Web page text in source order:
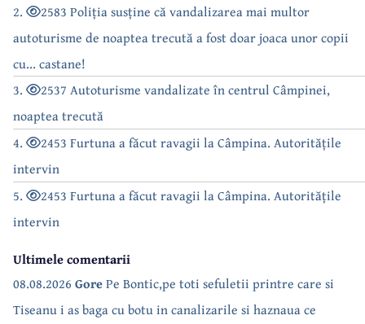
2.
2583 Poliția susține că vandalizarea mai multor
autoturisme de noaptea trecută a fost doar joaca unor copii
cu... castane!
3.
2537 Autoturisme vandalizate în centrul Câmpinei,
noaptea trecută
4.
2453 Furtuna a făcut ravagii la Câmpina. Autoritățile
intervin
5.
2453 Furtuna a făcut ravagii la Câmpina. Autoritățile
intervin
Ultimele comentarii
08.08.2026 GorePe Bontic,pe toti sefuletii printre care si
Tiseanu i as baga cu botu in canalizarile si haznaua ce